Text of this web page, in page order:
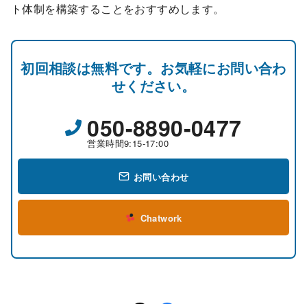
ト体制を構築することをおすすめします。
初回相談は無料です。お気軽にお問い合わ
せください。
050-8890-0477
営業時間9:15-17:00
お問い合わせ
Chatwork